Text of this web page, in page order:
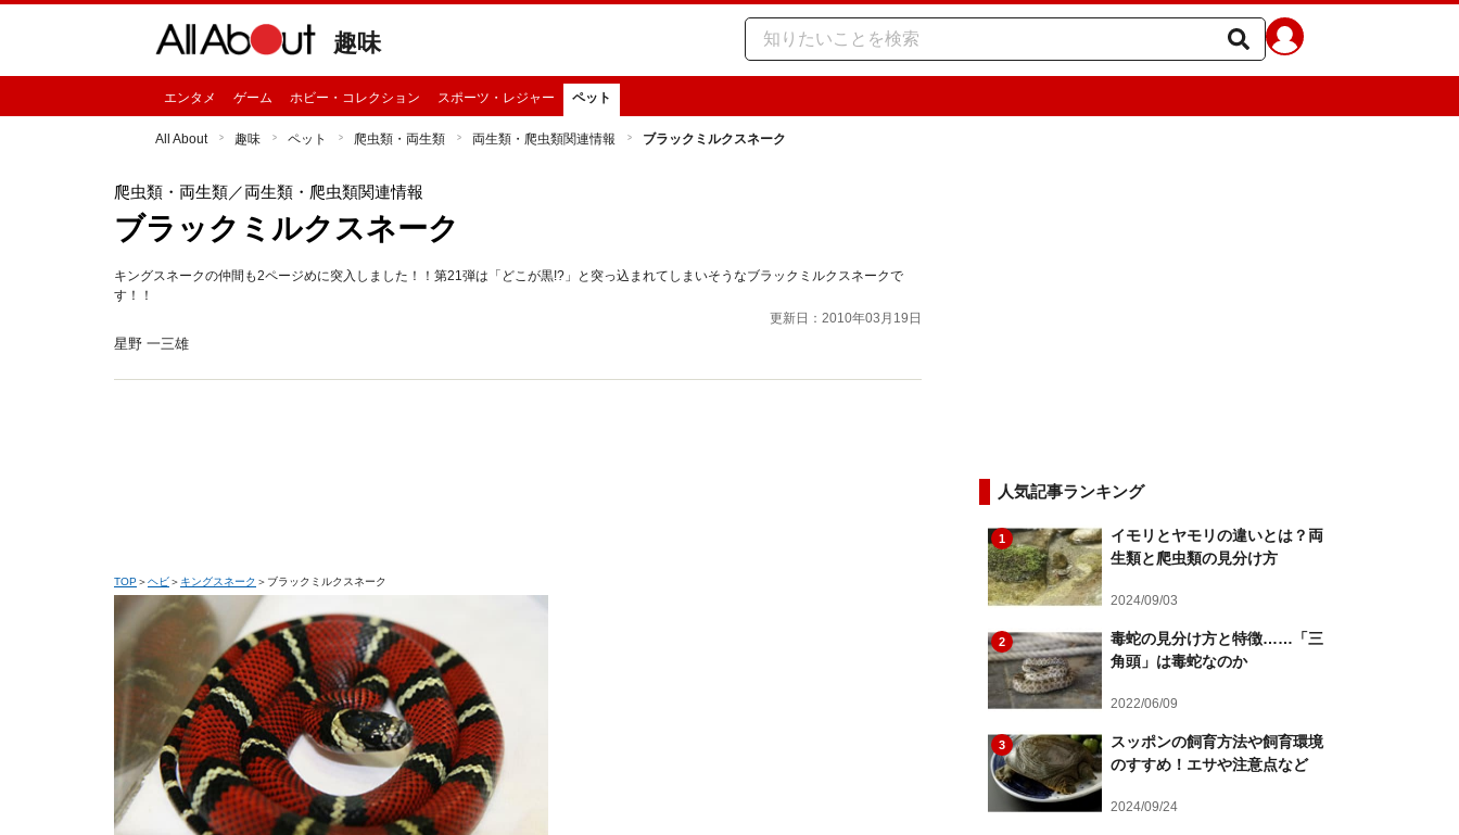
趣味
エンタメ ゲーム ホビー・コレクション スポーツ・レジャー ペット
All About 趣味 ペット 爬虫類・両生類 両生類・爬虫類関連情報 ブラックミルクスネーク
爬虫類・両生類／両生類・爬虫類関連情報
ブラックミルクスネーク
キングスネークの仲間も2ページめに突入しました！！第21弾は「どこが黒!?」と突っ込まれてしまいそうなブラックミルクスネークで
す！！
更新日：2010年03月19日
星野 一三雄
TOP＞ヘビ＞ キングスネーク ＞ブラックミルクスネーク
人気記事ランキング
1
イモリとヤモリの違いとは？両
生類と爬虫類の見分け方
2024/09/03
2
毒蛇の見分け方と特徴……「三
角頭」は毒蛇なのか
2022/06/09
3
スッポンの飼育方法や飼育環境
のすすめ！エサや注意点など
2024/09/24